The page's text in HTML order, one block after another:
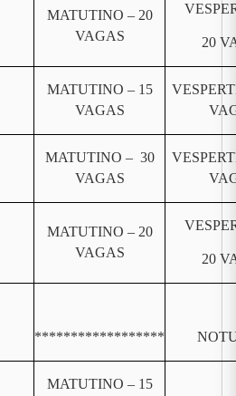
MATUTINO – 20
VAGAS
20
MATUTINO – 15
VAGAS
MATUTINO – 30
VAGAS
MATUTINO – 20
VAGAS
20
******************
MATUTINO – 15